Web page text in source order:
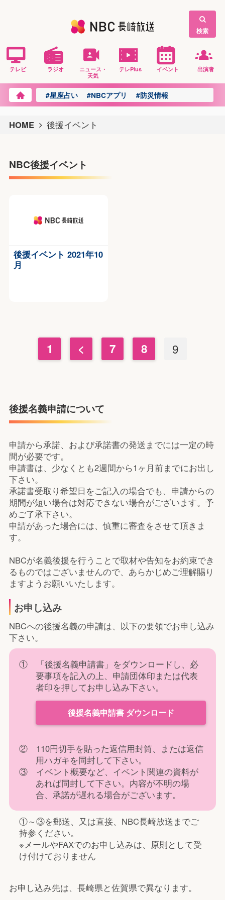
検索
テレビ ラジオ
ニュース・
天気
テレPlus イベント 出演者
#星座占い #NBCアプリ #防災情報
HOME 後援イベント
NBC後援イベント
後援イベント 2021年10
月
1 < 7 8 9
後援名義申請について
申請から承諾、および承諾書の発送までには一定の時
間が必要です。
申請書は、少なくとも2週間から1ヶ月前までにお出し
下さい。
承諾書受取り希望日をご記入の場合でも、申請からの
期間が短い場合は対応できない場合がございます。予
めご了承下さい。
申請があった場合には、慎重に審査をさせて頂きま
す。
NBCが名義後援を行うことで取材や告知をお約束でき
るものではございませんので、あらかじめご理解賜り
ますようお願いいたします。
お申し込み
NBCへの後援名義の申請は、以下の要領でお申し込み
下さい。
① 「後援名義申請書」をダウンロードし、必
要事項を記入の上、申請団体印または代表
者印を押してお申し込み下さい。
後援名義申請書 ダウンロード
② 110円切手を貼った返信用封筒、または返信
用ハガキを同封して下さい。
③ イベント概要など、イベント関連の資料が
あれば同封して下さい。内容が不明の場
合、承諾が遅れる場合がございます。
①～③を郵送、又は直接、NBC長崎放送までご
持参ください。
※メールやFAXでのお申し込みは、原則として受
け付けておりません
お申し込み先は、長崎県と佐賀県で異なります。